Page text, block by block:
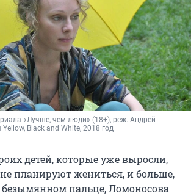
«Лучше, чем люди» (18+), реж. Андрей
Yellow, Black and White, 2018 год
детей, которые уже выросли,
планируют жениться, и больше,
пальце, Ломоносова